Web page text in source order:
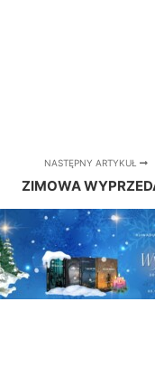
NASTĘPNY ARTYKUŁ
ZIMOWA